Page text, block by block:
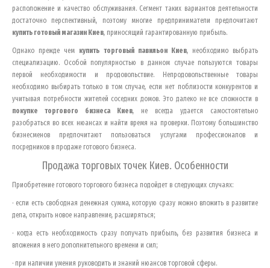
расположение и качество обслуживания. Сегмент таких вариантов деятельности
достаточно перспективный, поэтому многие предприниматели предпочитают
купить готовый магазин Киев, приносящий гарантированную прибыль.
Однако прежде чем купить торговый павильон Киев, необходимо выбрать
специализацию. Особой популярностью в данном случае пользуются товары
первой необходимости и продовольствие. Непродовольственные товары
необходимо выбирать только в том случае, если нет поблизости конкурентов и
учитывая потребности жителей соседних домов. Это далеко не все сложности в
покупке торгового бизнеса Киев, не всегда удается самостоятельно
разобраться во всех нюансах и найти время на проверки. Поэтому большинство
бизнесменов предпочитают пользоваться услугами профессионалов и
посредников в продаже готового бизнеса.
Продажа торговых точек Киев. Особенности
Приобретение готового торгового бизнеса подойдет в следующих случаях:
· если есть свободная денежная сумма, которую сразу можно вложить в развитие
дела, открыть новое направление, расширяться;
· когда есть необходимость сразу получать прибыль, без развития бизнеса и
вложения в него дополнительного времени и сил;
· при наличии умения руководить и знаний нюансов торговой сферы.